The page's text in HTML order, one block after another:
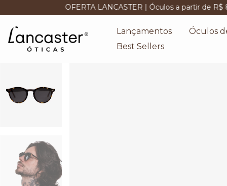
OFERTA LANCASTER | Óculos a partir de R$ 89,00
Lançamentos
Óculos
Best Sellers